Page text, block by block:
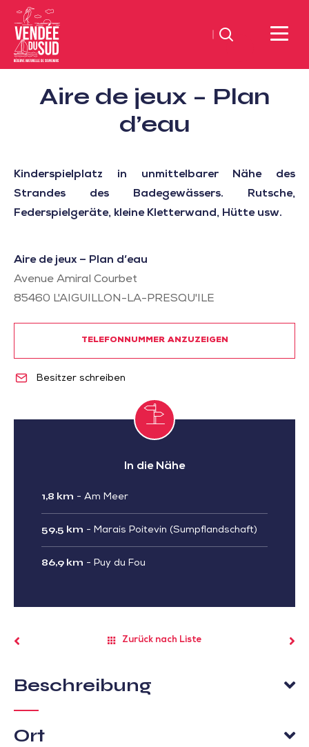
Sud
Vendée
Küste
Suchen
Aire de jeux – Plan
d’eau
Kinderspielplatz in unmittelbarer Nähe des
Strandes des Badegewässers. Rutsche,
Federspielgeräte, kleine Kletterwand, Hütte usw.
Aire de jeux – Plan d’eau
Avenue Amiral Courbet
85460 L'AIGUILLON-LA-PRESQU'ILE
TELEFONNUMMER ANZUZEIGEN
Besitzer schreiben
In die Nähe
1,8 km - Am Meer
59,5 km - Marais Poitevin (Sumpflandschaft)
86,9 km - Puy du Fou
Zurück nach Liste
Beschreibung
Ort